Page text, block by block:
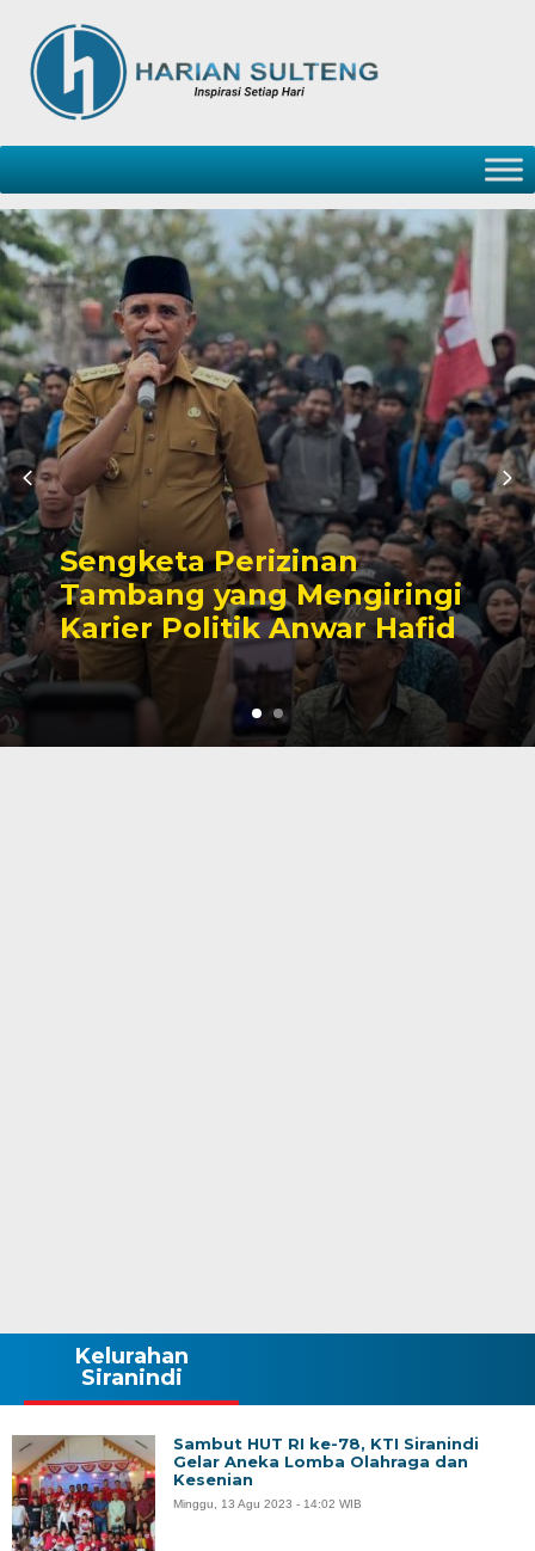
Sengketa Perizinan
Tambang yang Mengiringi
Karier Politik Anwar Hafid
Kelurahan
Siranindi
Sambut HUT RI ke-78, KTI Siranindi
Gelar Aneka Lomba Olahraga dan
Kesenian
Minggu, 13 Agu 2023 - 14:02 WIB